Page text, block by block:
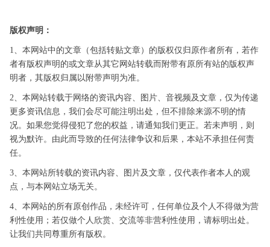
版权声明：
1、本网站中的文章（包括转贴文章）的版权仅归原作者所有，若作
者有版权声明的或文章从其它网站转载而附带有原所有站的版权声
明者，其版权归属以附带声明为准。
2、本网站转载于网络的资讯内容、图片、音视频及文章，仅为传递
更多资讯信息，我们会尽可能注明出处，但不排除来源不明的情
况。如果您觉得侵犯了您的权益，请通知我们更正。若未声明，则
视为默许。由此而导致的任何法律争议和后果，本站不承担任何责
任。
3、本网站所转载的资讯内容、图片及文章，仅代表作者本人的观
点，与本网站立场无关。
4、本网站的所有原创作品，未经许可，任何单位及个人不得做为营
利性使用；若仅做个人欣赏、交流等非营利性使用，请标明出处。
让我们共同尊重所有版权。